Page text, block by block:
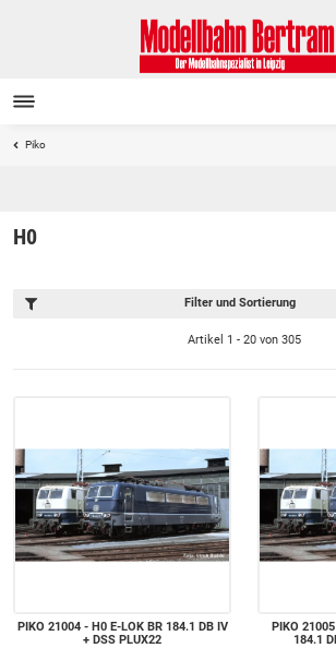
Piko
H0
Filter und Sortierung
Artikel 1 - 20 von 305
PIKO 21004 - H0 E-LOK BR 184.1 DB IV
+ DSS PLUX22
PIKO
184.1